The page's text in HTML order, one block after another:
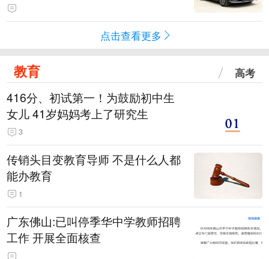
点击查看更多
教育 高考
416分、初试第一！为鼓励初中生
女儿 41岁妈妈考上了研究生
3
传销头目变教育导师 不是什么人都
能办教育
1
广东佛山:已叫停季华中学教师招聘
工作 开展全面核查